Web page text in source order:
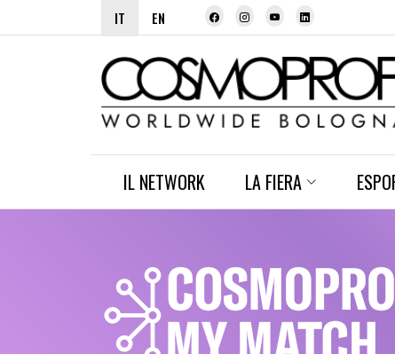
IT EN
IL NETWORK LA FIERA